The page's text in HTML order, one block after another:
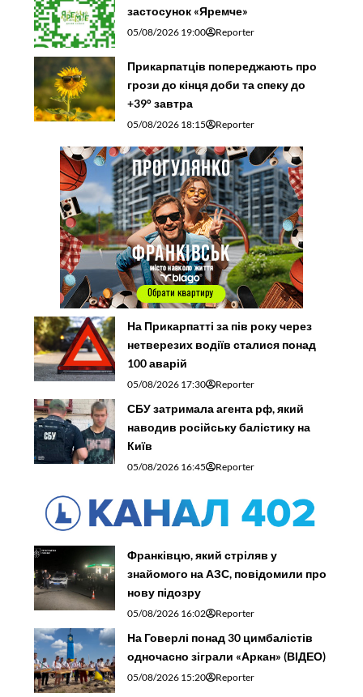
застосунок «Яремче»
05/08/2026 19:00 Reporter
Прикарпатців попереджають про
грози до кінця доби та спеку до
+39° завтра
05/08/2026 18:15 Reporter
На Прикарпатті за пів року через
нетверезих водіїв сталися понад
100 аварій
05/08/2026 17:30 Reporter
СБУ затримала агента рф, який
наводив російську балістику на
Київ
05/08/2026 16:45 Reporter
Франківцю, який стріляв у
знайомого на АЗС, повідомили про
нову підозру
05/08/2026 16:02 Reporter
На Говерлі понад 30 цимбалістів
одночасно зіграли «Аркан» (ВІДЕО)
05/08/2026 15:20 Reporter